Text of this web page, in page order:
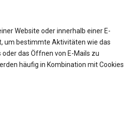
Website oder innerhalb einer E-
um bestimmte Aktivitäten wie das
das Öffnen von E-Mails zu
häufig in Kombination mit Cookies